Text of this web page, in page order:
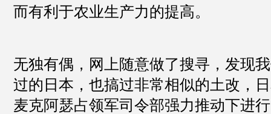
而有利于农业生产力的提高。
无独有偶，网上随意做了搜寻，发现
过的日本，也搞过非常相似的土改，
麦克阿瑟占领军司令部强力推动下进